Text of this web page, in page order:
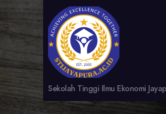
Sekolah Tinggi Ilmu Ekonomi